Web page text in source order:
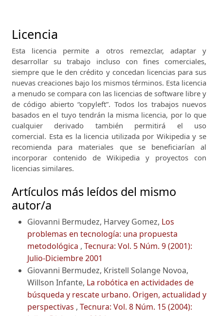
Licencia
Esta licencia permite a otros remezclar, adaptar y
desarrollar su trabajo incluso con fines comerciales,
siempre que le den crédito y concedan licencias para sus
nuevas creaciones bajo los mismos términos. Esta licencia
a menudo se compara con las licencias de software libre y
de código abierto “copyleft”. Todos los trabajos nuevos
basados ​​en el tuyo tendrán la misma licencia, por lo que
cualquier derivado también permitirá el uso
comercial. Esta es la licencia utilizada por Wikipedia y se
recomienda para materiales que se beneficiarían al
incorporar contenido de Wikipedia y proyectos con
licencias similares.
Artículos más leídos del mismo
autor/a
Giovanni Bermudez, Harvey Gomez, Los
problemas en tecnología: una propuesta
metodológica , Tecnura: Vol. 5 Núm. 9 (2001):
Julio-Diciembre 2001
Giovanni Bermudez, Kristell Solange Novoa,
Willson Infante, La robótica en actividades de
búsqueda y rescate urbano. Origen, actualidad y
perspectivas , Tecnura: Vol. 8 Núm. 15 (2004):